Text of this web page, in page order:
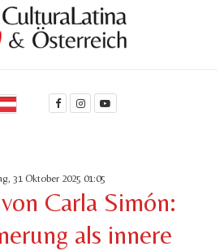
31 Oktober 2025 01:05
Carla Simón:
als innere